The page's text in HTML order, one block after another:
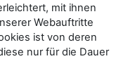
mit ihnen
Webauftritte
ist von deren
nur für die Dauer